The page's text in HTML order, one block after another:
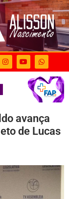
avança
de Lucas